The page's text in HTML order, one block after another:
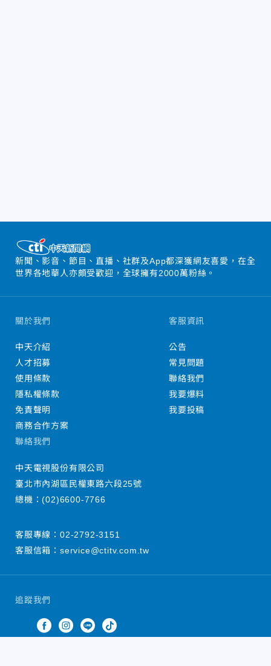
新聞、影音、節目、直播、社群及App都深獲網友喜愛，在全
世界各地華人亦頗受歡迎，全球擁有2000萬粉絲。
追蹤我們
關於我們
中天介紹
人才招募
使用條款
隱私權條款
免責聲明
商務合作方案
客服資訊
公告
常見問題
聯絡我們
我要爆料
我要投稿
聯絡我們
中天電視股份有限公司
臺北市內湖區民權東路六段25號
總機：(02)6600-7766
客服專線： 02-2792-3151
客服信箱： service@ctitv.com.tw